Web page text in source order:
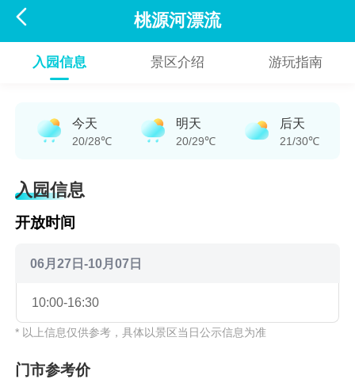
 桃源河漂流
入园信息 景区介绍 游玩指南
今天
20/28℃
明天
20/29℃
后天
21/30℃
入园信息
开放时间
06月27日-10月07日
10:00-16:30
* 以上信息仅供参考，具体以景区当日公示信息为准
门市参考价